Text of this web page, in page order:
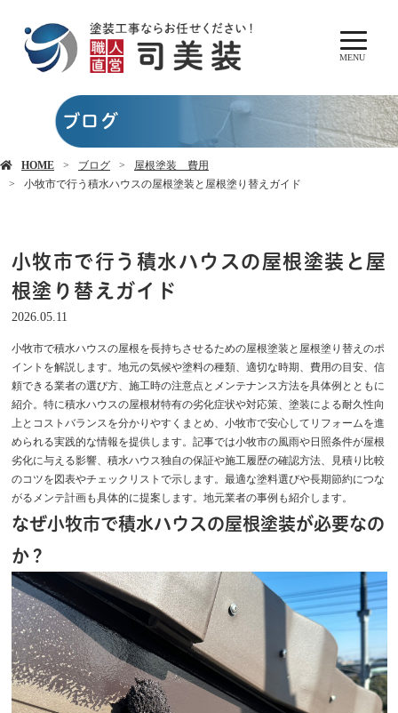
MENU
ブログ
HOME ブログ
屋根塗装 費用
小牧市で行う積水ハウスの屋根塗装と屋根塗り替えガイド
小牧市で行う積水ハウスの屋根塗装と屋
根塗り替えガイド
2026.05.11
小牧市で積水ハウスの屋根を長持ちさせるための屋根塗装と屋根塗り替えのポ
イントを解説します。地元の気候や塗料の種類、適切な時期、費用の目安、信
頼できる業者の選び方、施工時の注意点とメンテナンス方法を具体例とともに
紹介。特に積水ハウスの屋根材特有の劣化症状や対応策、塗装による耐久性向
上とコストバランスを分かりやすくまとめ、小牧市で安心してリフォームを進
められる実践的な情報を提供します。記事では小牧市の風雨や日照条件が屋根
劣化に与える影響、積水ハウス独自の保証や施工履歴の確認方法、見積り比較
のコツを図表やチェックリストで示します。最適な塗料選びや長期節約につな
がるメンテ計画も具体的に提案します。地元業者の事例も紹介します。
なぜ小牧市で積水ハウスの屋根塗装が必要なの
か？